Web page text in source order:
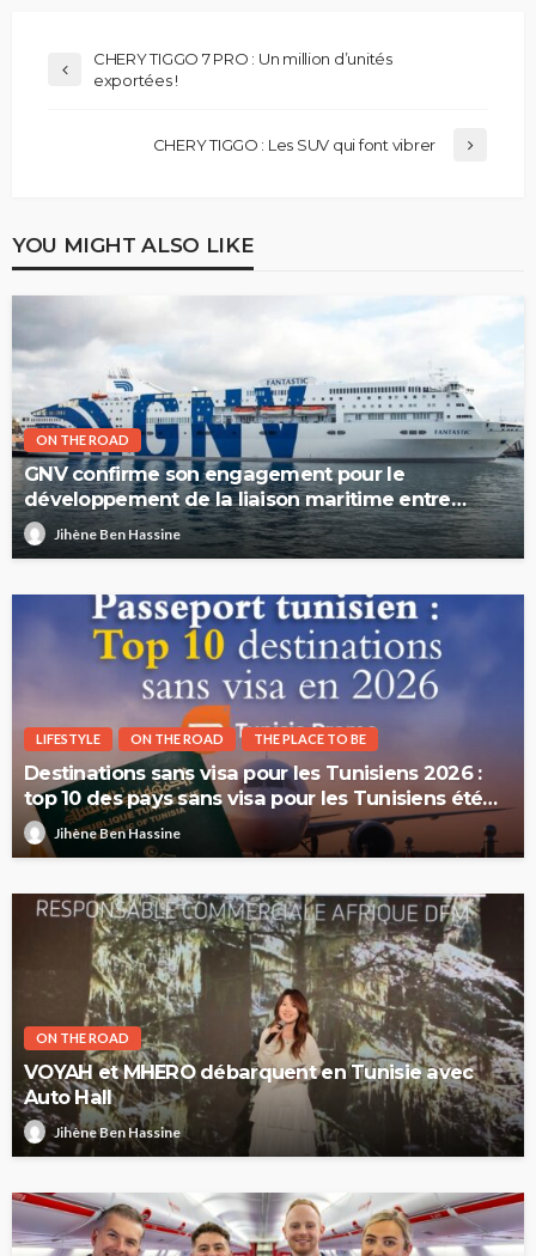
CHERY TIGGO 7 PRO : Un million d’unités
exportées !
CHERY TIGGO : Les SUV qui font vibrer
YOU MIGHT ALSO LIKE
ON THE ROAD
GNV confirme son engagement pour le
développement de la liaison maritime entre
l’Italie et la Tunisie
Jihène Ben Hassine
LIFESTYLE ON THE ROAD THE PLACE TO BE
Destinations sans visa pour les Tunisiens 2026 :
top 10 des pays sans visa pour les Tunisiens été
2026Jihène Ben Hassine
ON THE ROAD
VOYAH et MHERO débarquent en Tunisie avec
Auto Hall
Jihène Ben Hassine